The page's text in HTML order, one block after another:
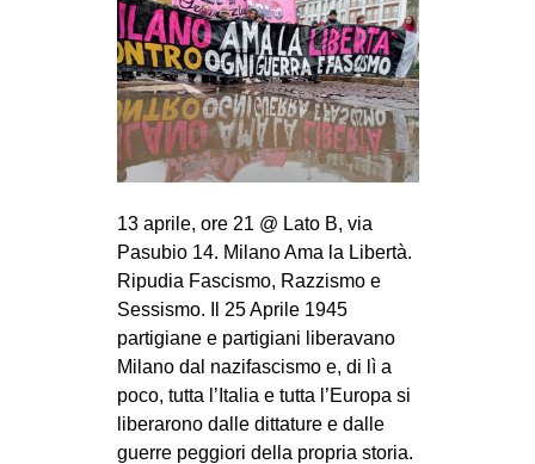
ARTE
CINEMA
MANIFESTI
MUSICA
INTERNAZIONALE
AFRICA
AMERICHE
ESTREMO ORIENTE
EUROPA
MEDIO ORIENTE
13 aprile, ore 21 @ Lato B, via
Pasubio 14. Milano Ama la Libertà.
Ripudia Fascismo, Razzismo e
Sessismo. Il 25 Aprile 1945
partigiane e partigiani liberavano
Milano dal nazifascismo e, di lì a
poco, tutta l’Italia e tutta l’Europa si
liberarono dalle dittature e dalle
guerre peggiori della propria storia.